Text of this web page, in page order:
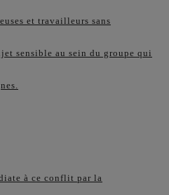
et travailleurs sans
sensible au sein du groupe qui
à ce conflit par la